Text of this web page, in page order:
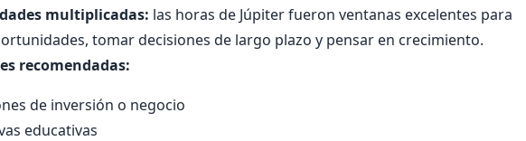
multiplicadas: las horas de Júpiter fueron ventanas excelentes para
tomar decisiones de largo plazo y pensar en crecimiento.
recomendadas:
de inversión o negocio
educativas